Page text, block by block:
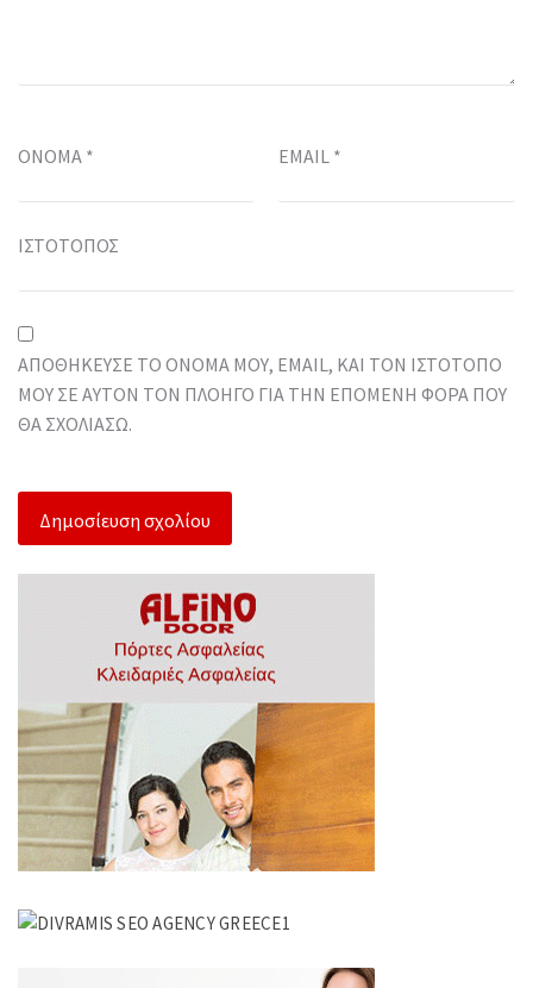
ΌΝΟΜΑ * EMAIL *
ΙΣΤΌΤΟΠΟΣ
ΑΠΟΘΉΚΕΥΣΕ ΤΟ ΌΝΟΜΆ ΜΟΥ, EMAIL, ΚΑΙ ΤΟΝ ΙΣΤΌΤΟΠΟ
ΜΟΥ ΣΕ ΑΥΤΌΝ ΤΟΝ ΠΛΟΗΓΌ ΓΙΑ ΤΗΝ ΕΠΌΜΕΝΗ ΦΟΡΆ ΠΟΥ
ΘΑ ΣΧΟΛΙΆΣΩ.